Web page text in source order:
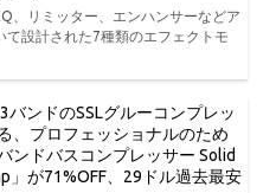
、リミッター、エンハンサーなどア
設計された7種類のエフェクトモ
バンドのSSLグルーコンプレッ
、プロフェッショナルのため
ンドバスコンプレッサー Solid
」が71%OFF、29ドル過去最安